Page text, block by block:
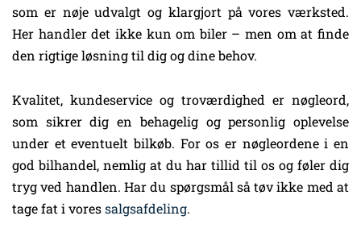
som er nøje udvalgt og klargjort på vores værksted.
Her handler det ikke kun om biler – men om at finde
den rigtige løsning til dig og dine behov.
Kvalitet, kundeservice og troværdighed er nøgleord,
som sikrer dig en behagelig og personlig oplevelse
under et eventuelt bilkøb. For os er nøgleordene i en
god bilhandel, nemlig at du har tillid til os og føler dig
tryg ved handlen. Har du spørgsmål så tøv ikke med at
tage fat i voressalgsafdeling.